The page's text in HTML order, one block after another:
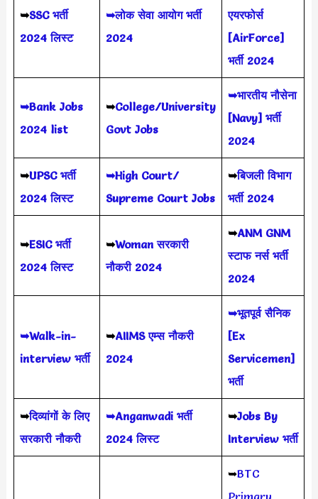
➥SSC भर्ती
2024 लिस्ट
➥लोक सेवा आयोग भर्ती
2024
एयरफोर्स
[AirForce]
भर्ती 2024
➥Bank Jobs
2024 list
➥College/University
Govt Jobs
➥भारतीय नौसेना
[Navy] भर्ती
2024
➥UPSC भर्ती
2024 लिस्ट
➥High Court/
Supreme Court Jobs
➥बिजली विभाग
भर्ती 2024
➥ESIC भर्ती
2024 लिस्ट
➥Woman सरकारी
नौकरी 2024
➥ANM GNM
स्टाफ नर्स भर्ती
2024
➥Walk-in-
interview भर्ती
➥AIIMS एम्स नौकरी
2024
➥भूतपूर्व सैनिक
[Ex
Servicemen]
भर्ती
➥दिव्यांगों के लिए
सरकारी नौकरी
➥Anganwadi भर्ती
2024 लिस्ट
➥Jobs By
Interview भर्ती
➥BTC
Primary